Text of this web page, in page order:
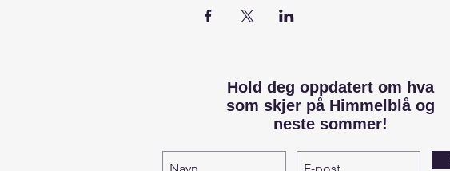
Hold deg oppdatert om hva
som skjer på Himmelblå og
neste sommer!